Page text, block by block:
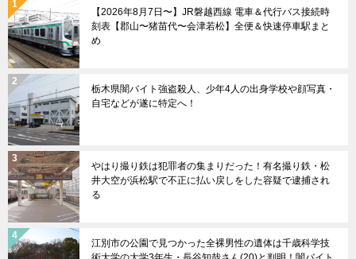
【2026年8月7日〜】JR磐越西線 電車＆代行バス接続時
刻表【郡山〜猪苗代〜会津若松】全便＆快速停車駅まと
め
栃木県闇バイト強盗殺人、少年4人の出身学校や顔写真・
自宅などが遂に特定へ！
やはり撮り鉄は犯罪者の集まりだった！有名撮り鉄・松
井大空が浜松駅で不正に払い戻しをした容疑で逮捕され
る
江別市の公園で見つかった全裸男性の遺体は千歳科学技